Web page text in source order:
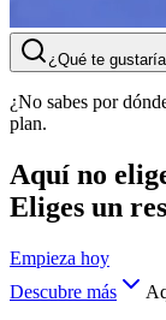
¿Qué te
¿No sabes por
plan.
Aquí no
Eliges un
Empieza hoy
Descubre más